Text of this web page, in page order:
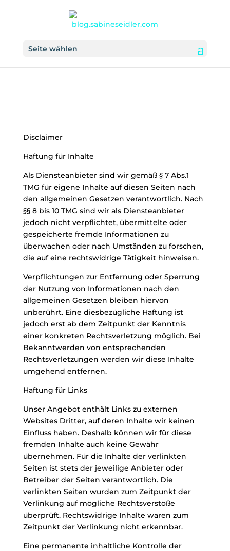
Seite wählen
Disclaimer
Haftung für Inhalte
Als Diensteanbieter sind wir gemäß § 7 Abs.1
TMG für eigene Inhalte auf diesen Seiten nach
den allgemeinen Gesetzen verantwortlich. Nach
§§ 8 bis 10 TMG sind wir als Diensteanbieter
jedoch nicht verpflichtet, übermittelte oder
gespeicherte fremde Informationen zu
überwachen oder nach Umständen zu forschen,
die auf eine rechtswidrige Tätigkeit hinweisen.
Verpflichtungen zur Entfernung oder Sperrung
der Nutzung von Informationen nach den
allgemeinen Gesetzen bleiben hiervon
unberührt. Eine diesbezügliche Haftung ist
jedoch erst ab dem Zeitpunkt der Kenntnis
einer konkreten Rechtsverletzung möglich. Bei
Bekanntwerden von entsprechenden
Rechtsverletzungen werden wir diese Inhalte
umgehend entfernen.
Haftung für Links
Unser Angebot enthält Links zu externen
Websites Dritter, auf deren Inhalte wir keinen
Einfluss haben. Deshalb können wir für diese
fremden Inhalte auch keine Gewähr
übernehmen. Für die Inhalte der verlinkten
Seiten ist stets der jeweilige Anbieter oder
Betreiber der Seiten verantwortlich. Die
verlinkten Seiten wurden zum Zeitpunkt der
Verlinkung auf mögliche Rechtsverstöße
überprüft. Rechtswidrige Inhalte waren zum
Zeitpunkt der Verlinkung nicht erkennbar.
Eine permanente inhaltliche Kontrolle der